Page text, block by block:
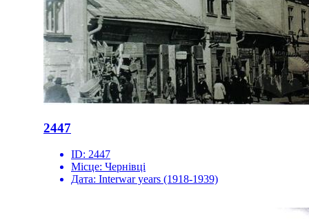
2447
ID: 2447
Місце: Чернівці
Дата: Interwar years (1918-1939)